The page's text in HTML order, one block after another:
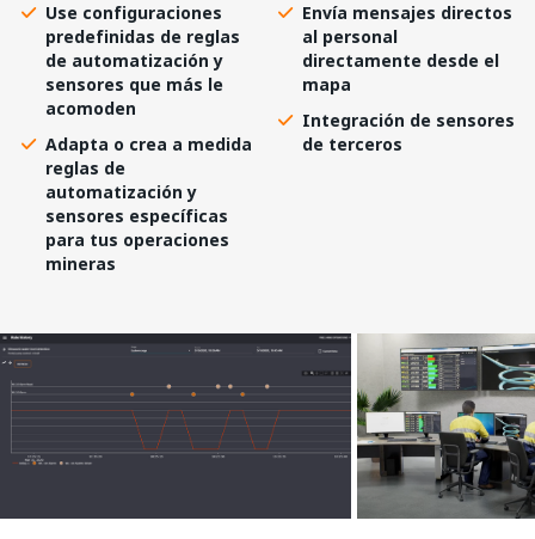
Use configuraciones
predefinidas de reglas
de automatización y
sensores que más le
acomoden
Adapta o crea a medida
reglas de
automatización y
sensores específicas
para tus operaciones
mineras
Envía mensajes directos
al personal
directamente desde el
mapa
Integración de sensores
de terceros